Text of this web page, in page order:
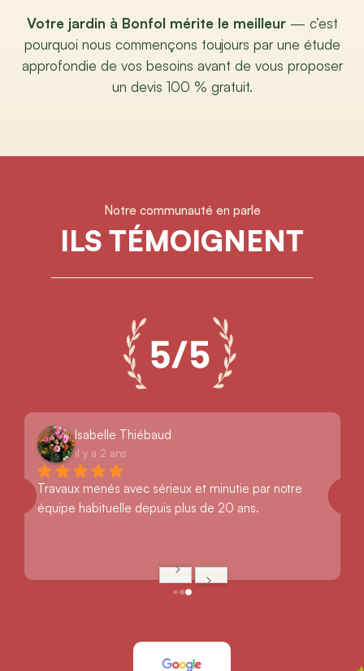
Votre jardin à Bonfol mérite le meilleur— c’est
pourquoi nous commençons toujours par une étude
approfondie de vos besoins avant de vous proposer
un devis 100 % gratuit.
Notre communauté en parle
ILS TÉMOIGNENT
Isabelle Thiébaud
il y a 2 ans
Travaux menés avec sérieux et minutie par notre
équipe habituelle depuis plus de 20 ans.